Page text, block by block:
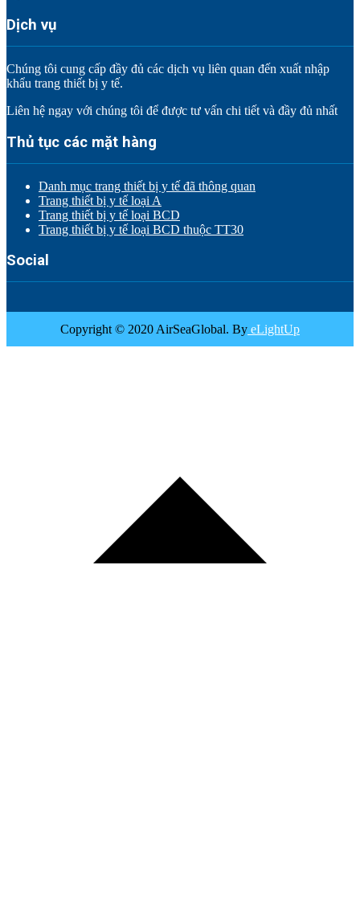
Dịch vụ
Chúng tôi cung cấp đầy đủ các dịch vụ liên quan đến xuất nhập
khẩu trang thiết bị y tế.
Liên hệ ngay với chúng tôi để được tư vấn chi tiết và đầy đủ nhất
Thủ tục các mặt hàng
Danh mục trang thiết bị y tế đã thông quan
Trang thiết bị y tế loại A
Trang thiết bị y tế loại BCD
Trang thiết bị y tế loại BCD thuộc TT30
Social
Copyright © 2020 AirSeaGlobal. By eLightUp